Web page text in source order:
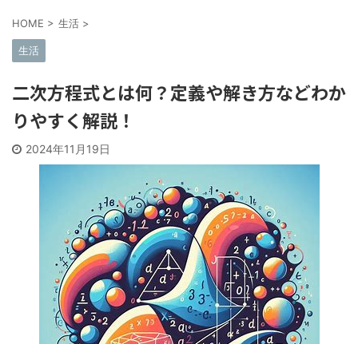
HOME > 生活 >
生活
二次方程式とは何？定義や解き方などわか
りやすく解説！
2024年11月19日